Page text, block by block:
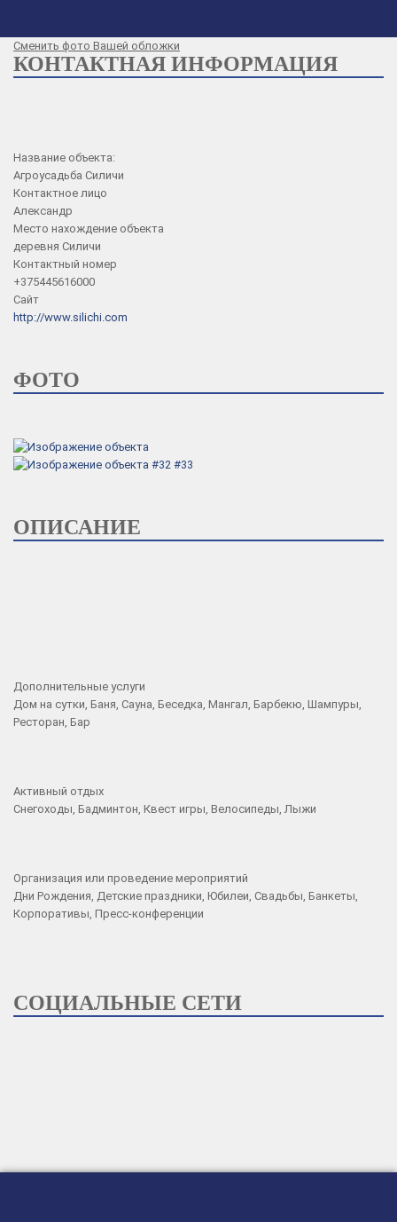
Сменить фото Вашей обложки
КОНТАКТНАЯ ИНФОРМАЦИЯ
Название объекта:
Агроусадьба Силичи
Контактное лицо
Александр
Место нахождение объекта
деревня Силичи
Контактный номер
+375445616000
Сайт
http://www.silichi.com
ФОТО
ОПИСАНИЕ
Дополнительные услуги
Дом на сутки, Баня, Сауна, Беседка, Мангал, Барбекю, Шампуры,
Ресторан, Бар
Активный отдых
Снегоходы, Бадминтон, Квест игры, Велосипеды, Лыжи
Организация или проведение мероприятий
Дни Рождения, Детские праздники, Юбилеи, Свадьбы, Банкеты,
Корпоративы, Пресс-конференции
СОЦИАЛЬНЫЕ СЕТИ